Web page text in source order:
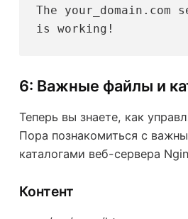
The your_domain.com
is working!
6: Важные файлы и
Теперь вы знаете, как
Пора познакомиться с
каталогами веб-сервера
Контент